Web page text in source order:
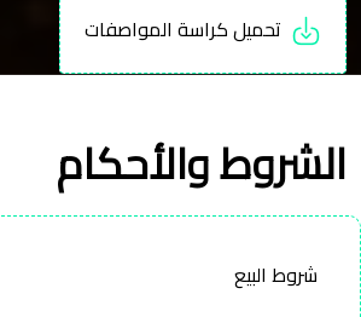
تحميل كراسة المواصفات
الشروط والأحكام
شروط البيع